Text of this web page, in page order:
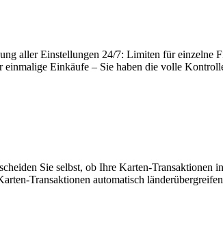
aller Einstellungen 24/7: Limiten für einzelne
Einkäufe – Sie haben die volle
Sie selbst, ob Ihre Karten-Transaktionen
Transaktionen automatisch